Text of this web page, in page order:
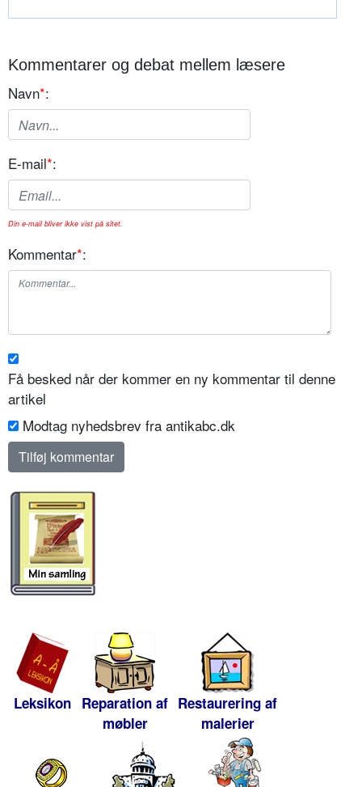
Kommentarer og debat mellem læsere
Navn*:
E-mail*:
Din e-mail bliver ikke vist på sitet.
Kommentar*:
Få besked når der kommer en ny kommentar til denne
artikel
Modtag nyhedsbrev fra antikabc.dk
Leksikon Reparation af
møbler
Restaurering af
malerier